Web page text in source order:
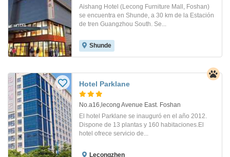
Aishang Hotel (Lecong Furniture Mall, Foshan)
se encuentra en Shunde, a 30 km de la Estación
de tren Guangzhou South. Se...
Shunde
Hotel Parklane
No.a16,lecong Avenue East. Foshan
El hotel Parklane se inauguró en el año 2012.
Dispone de 13 plantas y 160 habitaciones.El
hotel ofrece servicio de...
Lecongzhen